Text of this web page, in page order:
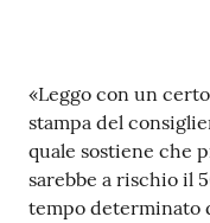
Tutti
per
la
TERRA
Contenuto
«Leggo con un
stampa del
quale sostiene che
sarebbe a rischio il
tempo determinato